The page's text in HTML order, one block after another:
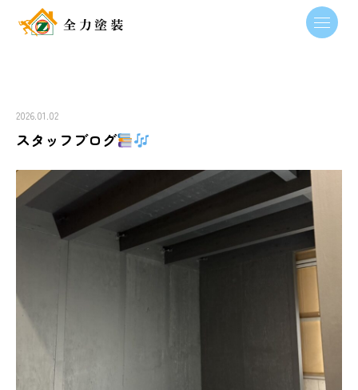
2026.01.02
スタッフブログ